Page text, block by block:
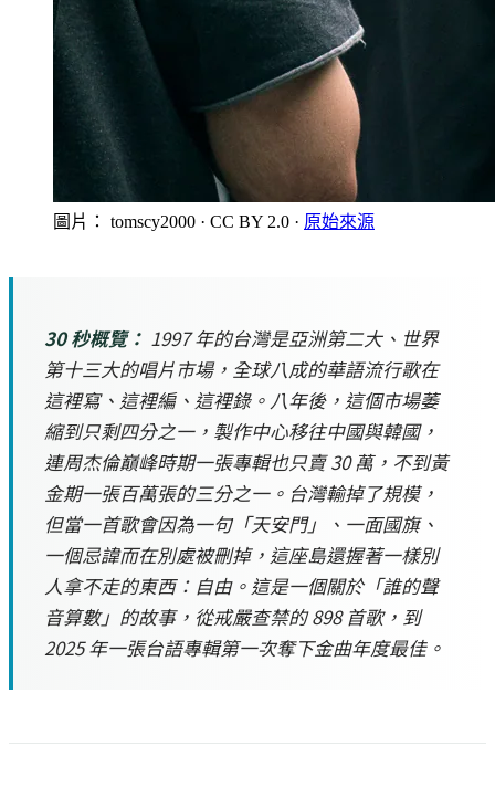
圖片： tomscy2000 · CC BY 2.0 · 原始來源
30 秒概覽： 1997 年的台灣是亞洲第二大、世界
第十三大的唱片市場，全球八成的華語流行歌在
這裡寫、這裡編、這裡錄。八年後，這個市場萎
縮到只剩四分之一，製作中心移往中國與韓國，
連周杰倫巔峰時期一張專輯也只賣 30 萬，不到黃
金期一張百萬張的三分之一。台灣輸掉了規模，
但當一首歌會因為一句「天安門」、一面國旗、
一個忌諱而在別處被刪掉，這座島還握著一樣別
人拿不走的東西：自由。這是一個關於「誰的聲
音算數」的故事，從戒嚴查禁的 898 首歌，到
2025 年一張台語專輯第一次奪下金曲年度最佳。